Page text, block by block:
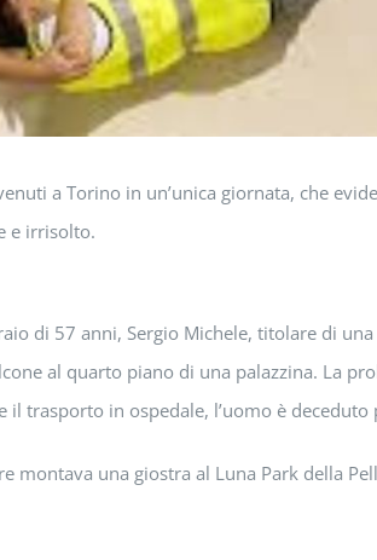
a Torino in un’unica giornata, che
e irrisolto.
di 57 anni, Sergio Michele, titolare di
al quarto piano di una palazzina. La
trasporto in ospedale, l’uomo è deceduto
una giostra al Luna Park della